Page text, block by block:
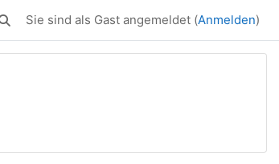
Sucheingabe umschalten
Sie sind als Gast angemeldet (Anmelden)